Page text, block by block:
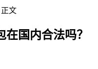
正文
国内合法吗？